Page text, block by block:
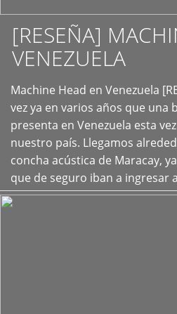
[RESEÑA]
VENEZUELA
Machine Head en Venezuela
vez ya en varios años que una
presenta en Venezuela esta
nuestro país. Llegamos
concha acústica de Maracay,
que de seguro iban a ingresar
+